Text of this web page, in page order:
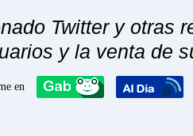
Twitter y otras
y la venta de